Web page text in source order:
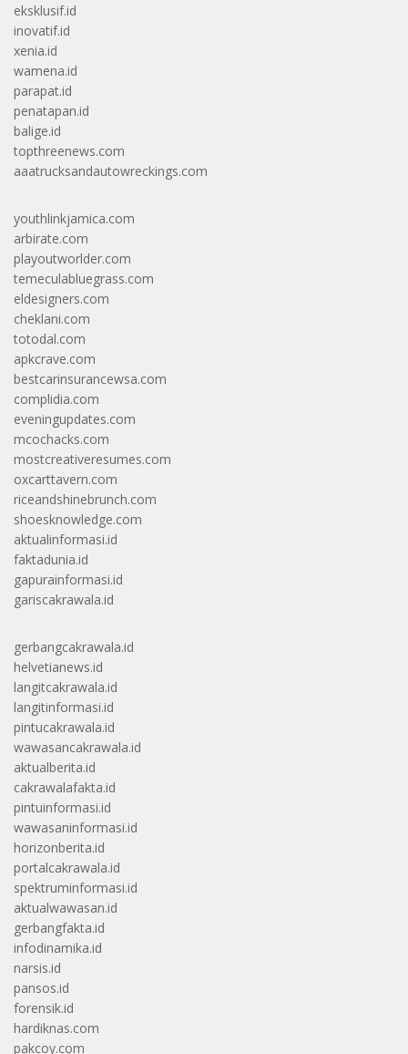
eksklusif.id
inovatif.id
xenia.id
wamena.id
parapat.id
penatapan.id
balige.id
topthreenews.com
aaatrucksandautowreckings.com
youthlinkjamica.com
arbirate.com
playoutworlder.com
temeculabluegrass.com
eldesigners.com
cheklani.com
totodal.com
apkcrave.com
bestcarinsurancewsa.com
complidia.com
eveningupdates.com
mcochacks.com
mostcreativeresumes.com
oxcarttavern.com
riceandshinebrunch.com
shoesknowledge.com
aktualinformasi.id
faktadunia.id
gapurainformasi.id
gariscakrawala.id
gerbangcakrawala.id
helvetianews.id
langitcakrawala.id
langitinformasi.id
pintucakrawala.id
wawasancakrawala.id
aktualberita.id
cakrawalafakta.id
pintuinformasi.id
wawasaninformasi.id
horizonberita.id
portalcakrawala.id
spektruminformasi.id
aktualwawasan.id
gerbangfakta.id
infodinamika.id
narsis.id
pansos.id
forensik.id
hardiknas.com
pakcoy.com